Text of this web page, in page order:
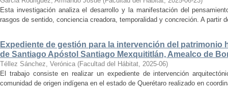
Esta investigación analiza el desarrollo y la manifestación del
rasgos de sentido, conciencia creadora, temporalidad y concreción. A partir
Expediente de gestión para la intervención del patrimonio
de Santiago Apóstol Santiago Mexquititlán, Amealco de
Téllez Sánchez, Verónica (Facultad del Hábitat, 2025-06)
El trabajo consiste en realizar un expediente de intervención
comunidad de origen indígena en el estado de Querétaro realizado en